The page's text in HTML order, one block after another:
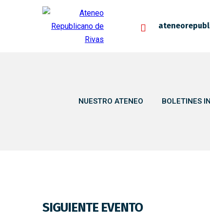
NUESTRO ATENEO BOLETINES
SIGUIENTE EVENTO